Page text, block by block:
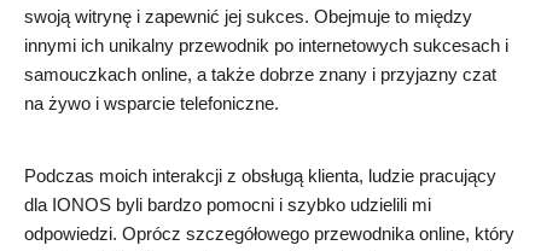
swoją witrynę i zapewnić jej sukces. Obejmuje to między
innymi ich unikalny przewodnik po internetowych sukcesach i
samouczkach online, a także dobrze znany i przyjazny czat
na żywo i wsparcie telefoniczne.
Podczas moich interakcji z obsługą klienta, ludzie pracujący
dla IONOS byli bardzo pomocni i szybko udzielili mi
odpowiedzi. Oprócz szczegółowego przewodnika online, który